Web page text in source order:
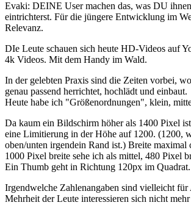
Evaki: DEINE User machen das, was DU
eintrichterst. Für die jüngere Entwicklung im
Relevanz.
DIe Leute schauen sich heute HD-Videos auf
4k Videos. Mit dem Handy im Wald.
In der gelebten Praxis sind die Zeiten vorbei,
genau passend herrichtet, hochlädt und einbaut.
Heute habe ich "Größenordnungen", klein,
Da kaum ein Bildschirm höher als 1400 Pixel
eine Limitierung in der Höhe auf 1200. (1200,
oben/unten irgendein Rand ist.) Breite maximal
1000 Pixel breite sehe ich als mittel, 480 Pixel
Ein Thumb geht in Richtung 120px im Quadrat.
Irgendwelche Zahlenangaben sind vielleicht für
Mehrheit der Leute interessieren sich nicht